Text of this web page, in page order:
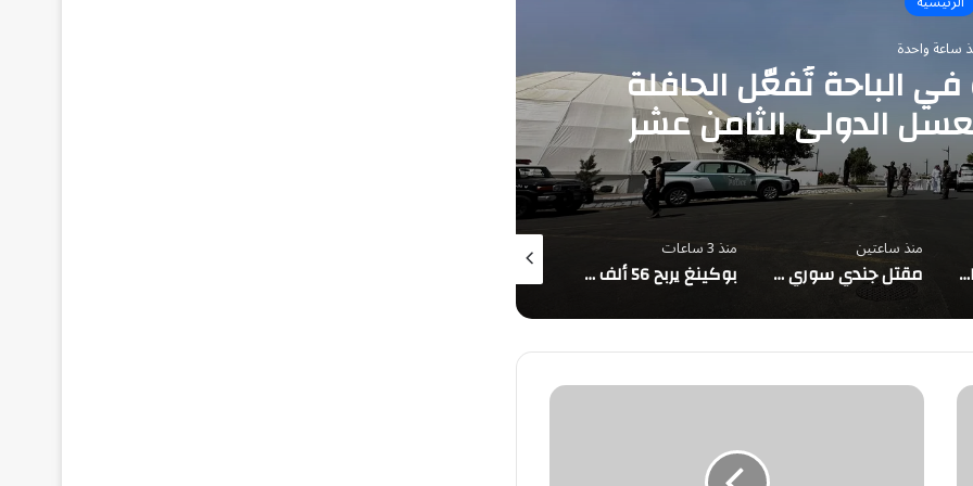
ساعة واحدة
الباحة تُفعّل الحافلة
الدولي الثامن عشر
مهرجان تمور الخبراء يستقطب الزوار على مساحة 50 ألف متر مربع
منذ ساعتين
مقتل جندي سوري وإصابة اثنين برصاص مجهولين في دير الزور
منذ 3 ساعات
بوكينغ يربح 56 ألف ريال كل دقيقة.. والسعوديون يتصدرون قوائم استخدامه في المنطقة
منذ 3 ساعات
الأخدود